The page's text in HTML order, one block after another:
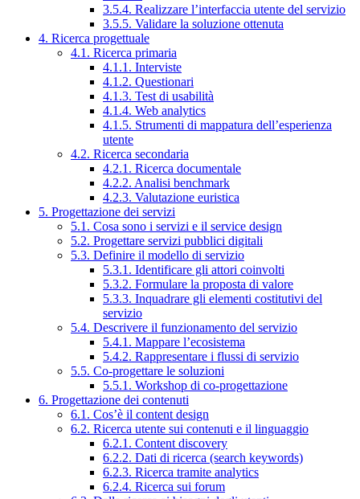
3.5.4. Realizzare l’interfaccia utente del servizio
3.5.5. Validare la soluzione ottenuta
4. Ricerca progettuale
4.1. Ricerca primaria
4.1.1. Interviste
4.1.2. Questionari
4.1.3. Test di usabilità
4.1.4. Web analytics
4.1.5. Strumenti di mappatura dell’esperienza
utente
4.2. Ricerca secondaria
4.2.1. Ricerca documentale
4.2.2. Analisi benchmark
4.2.3. Valutazione euristica
5. Progettazione dei servizi
5.1. Cosa sono i servizi e il service design
5.2. Progettare servizi pubblici digitali
5.3. Definire il modello di servizio
5.3.1. Identificare gli attori coinvolti
5.3.2. Formulare la proposta di valore
5.3.3. Inquadrare gli elementi costitutivi del
servizio
5.4. Descrivere il funzionamento del servizio
5.4.1. Mappare l’ecosistema
5.4.2. Rappresentare i flussi di servizio
5.5. Co-progettare le soluzioni
5.5.1. Workshop di co-progettazione
6. Progettazione dei contenuti
6.1. Cos’è il content design
6.2. Ricerca utente sui contenuti e il linguaggio
6.2.1. Content discovery
6.2.2. Dati di ricerca (search keywords)
6.2.3. Ricerca tramite analytics
6.2.4. Ricerca sui forum